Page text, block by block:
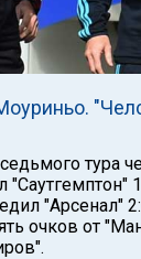
тура
"Саутгемптон"
"Арсенал"
очков от